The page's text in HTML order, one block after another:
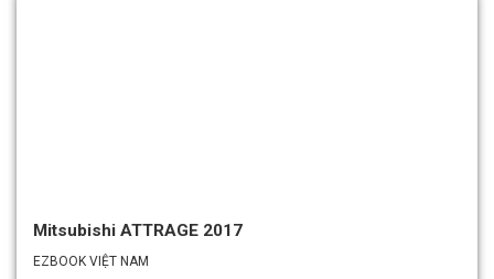
Mitsubishi ATTRAGE 2017
EZBOOK VIỆT NAM